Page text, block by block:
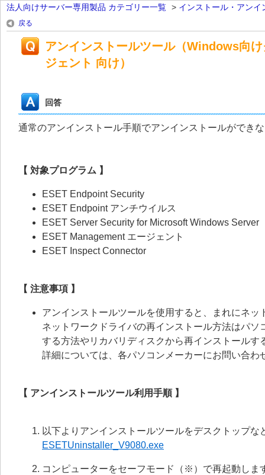
法人向けサーバー専用製品 カテゴリー一覧 > インストール・アンイ
戻る
アンインストールツール（Windows向
ジェント 向け）
回答
通常のアンインストール手順でアンインストールができ
【 対象プログラム 】
ESET Endpoint Security
ESET Endpoint アンチウイルス
ESET Server Security for Microsoft Windows Server
ESET Management エージェント
ESET Inspect Connector
【 注意事項 】
アンインストールツールを使用すると、まれにネ
ネットワークドライバの再インストール方法はパ
する方法やリカバリディスクから再インストールす
詳細については、各パソコンメーカーにお問い合わ
【 アンインストールツール利用手順 】
以下よりアンインストールツールをデスクトップな
ESETUninstaller_V9080.exe
コンピューターをセーフモード（※）で再起動しま